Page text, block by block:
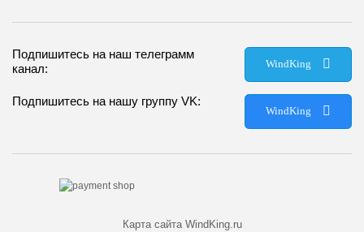
Подпишитесь на наш телеграмм
канал:
WindKing
Подпишитесь на нашу группу VK:
WindKing
Карта сайта WindKing.ru